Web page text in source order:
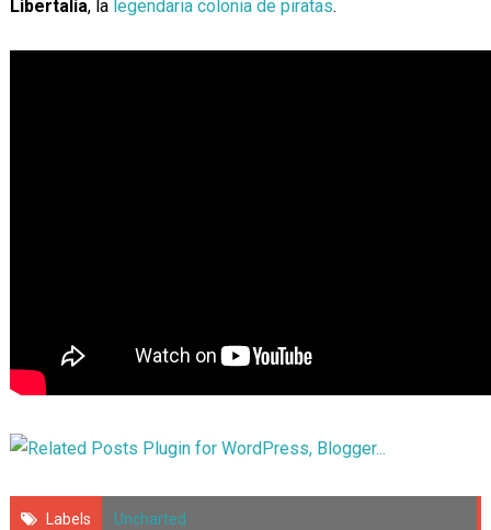
Libertalia, la legendaria colonia de piratas.
Labels Uncharted